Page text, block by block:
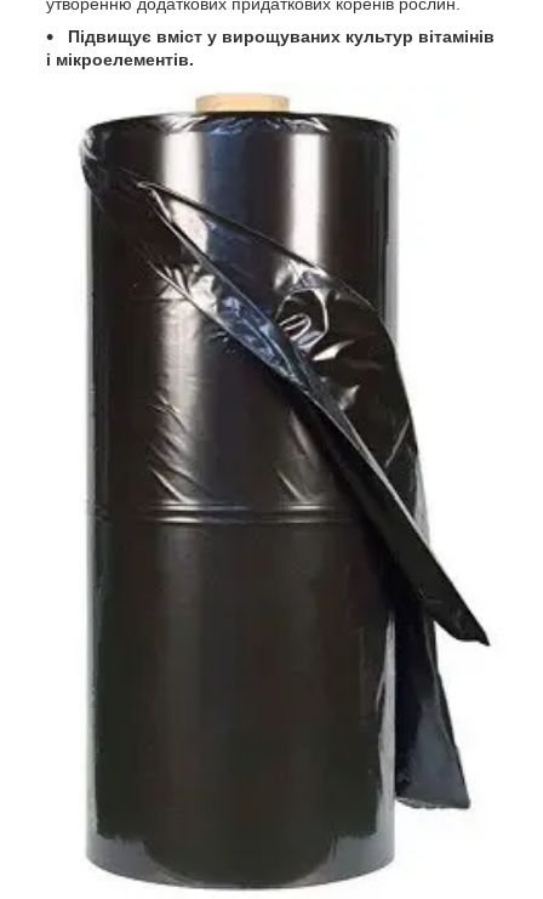
утворенню додаткових придаткових коренів рослин.
Підвищує вміст у вирощуваних культур вітамінів
і мікроелементів.